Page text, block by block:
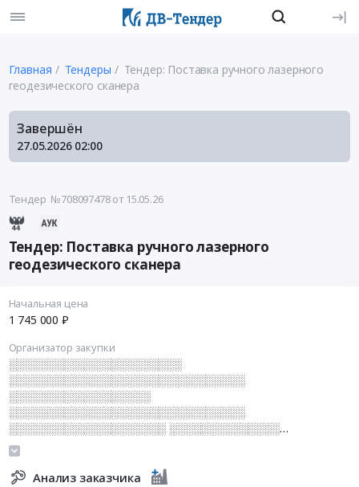
Главная Тендеры
Тендер: Поставка ручного лазерного
геодезического сканера
Завершён
27.05.2026 02:00
Тендер №708097478от 15.05.26
Тендер: Поставка ручного лазерного
геодезического сканера
Начальная цена
1 745 000 ₽
Организатор закупки
░░░░░░░░░░░░░░░░░░░░░░
░░░░░░░░░░░░░░░░░░░░░░░░░░░░░░
░░░░░░░░░░░░░░░░░░
░░░░░░░░░░░░░░░░░░░░░░░░░░░░░░
░░░░░░░░░░░░░░░░░░░░ ░░░░░░░░░░░░░░
░░░░░░░░░░░░░░░░░░░░░░
░░░░░░░░░░░░░░░░░░░░░░░░░░░░░░░
░░░░░░░░░░░░░░░░░░░░░░░░░░░░░░
Анализ заказчика